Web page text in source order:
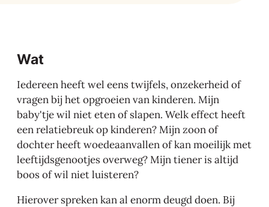
Wat
Iedereen heeft wel eens twijfels, onzekerheid of
vragen bij het opgroeien van kinderen. Mijn
baby'tje wil niet eten of slapen. Welk effect heeft
een relatiebreuk op kinderen? Mijn zoon of
dochter heeft woedeaanvallen of kan moeilijk met
leeftijdsgenootjes overweg? Mijn tiener is altijd
boos of wil niet luisteren?
Hierover spreken kan al enorm deugd doen. Bij